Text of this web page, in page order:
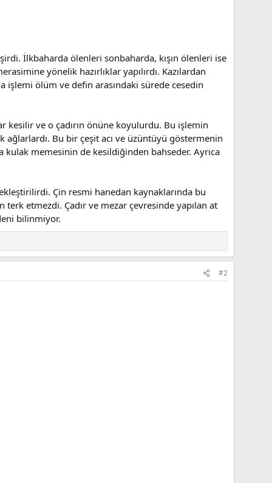
İlkbaharda ölenleri sonbaharda, kışın ölenleri ise
yönelik hazırlıklar yapılırdı. Kazılardan
işlemi ölüm ve defin arasındaki sürede cesedin
ve o çadırın önüne koyulurdu. Bu işlemin
Bu bir çeşit acı ve üzüntüyü göstermenin
memesinin de kesildiğinden bahseder. Ayrıca
Çin resmi hanedan kaynaklarında bu
terk etmezdi. Çadır ve mezar çevresinde yapılan at
bilinmiyor.
#2